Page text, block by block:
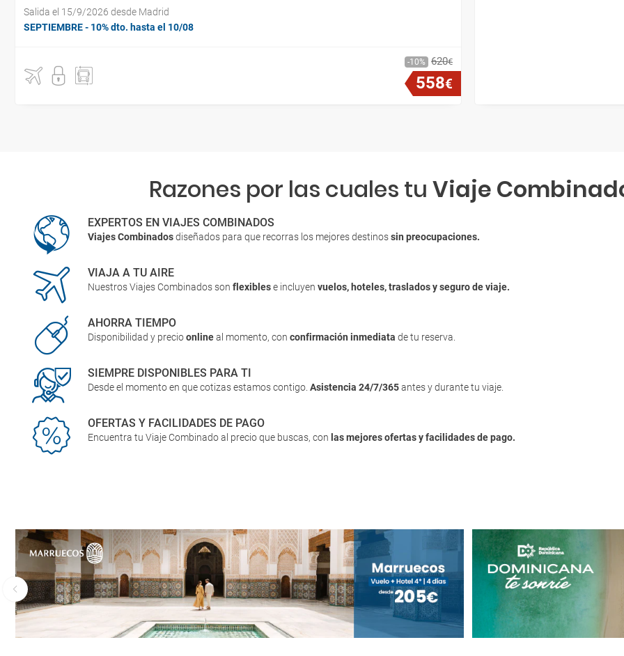
Salida el 15/9/2026 desde Madrid
SEPTIEMBRE - 10% dto. hasta el 10/08
10 620€
558€
Razones por las cuales tu Viaje
EXPERTOS EN VIAJES COMBINADOS
Viajes Combinadosdiseñados para que recorras los mejores destinossin preocupaciones.
VIAJA A TU AIRE
Nuestros Viajes Combinados sonflexiblese incluyenvuelos, hoteles, traslados y seguro de viaje.
AHORRA TIEMPO
Disponibilidad y precioonlineal momento, conconfirmación inmediatade tu reserva.
SIEMPRE DISPONIBLES PARA TI
Desde el momento en que cotizas estamos contigo.Asistencia 24/7/365antes y durante tu viaje.
OFERTAS Y FACILIDADES DE PAGO
Encuentra tu Viaje Combinado al precio que buscas, con las mejores ofertas y facilidades de pago.